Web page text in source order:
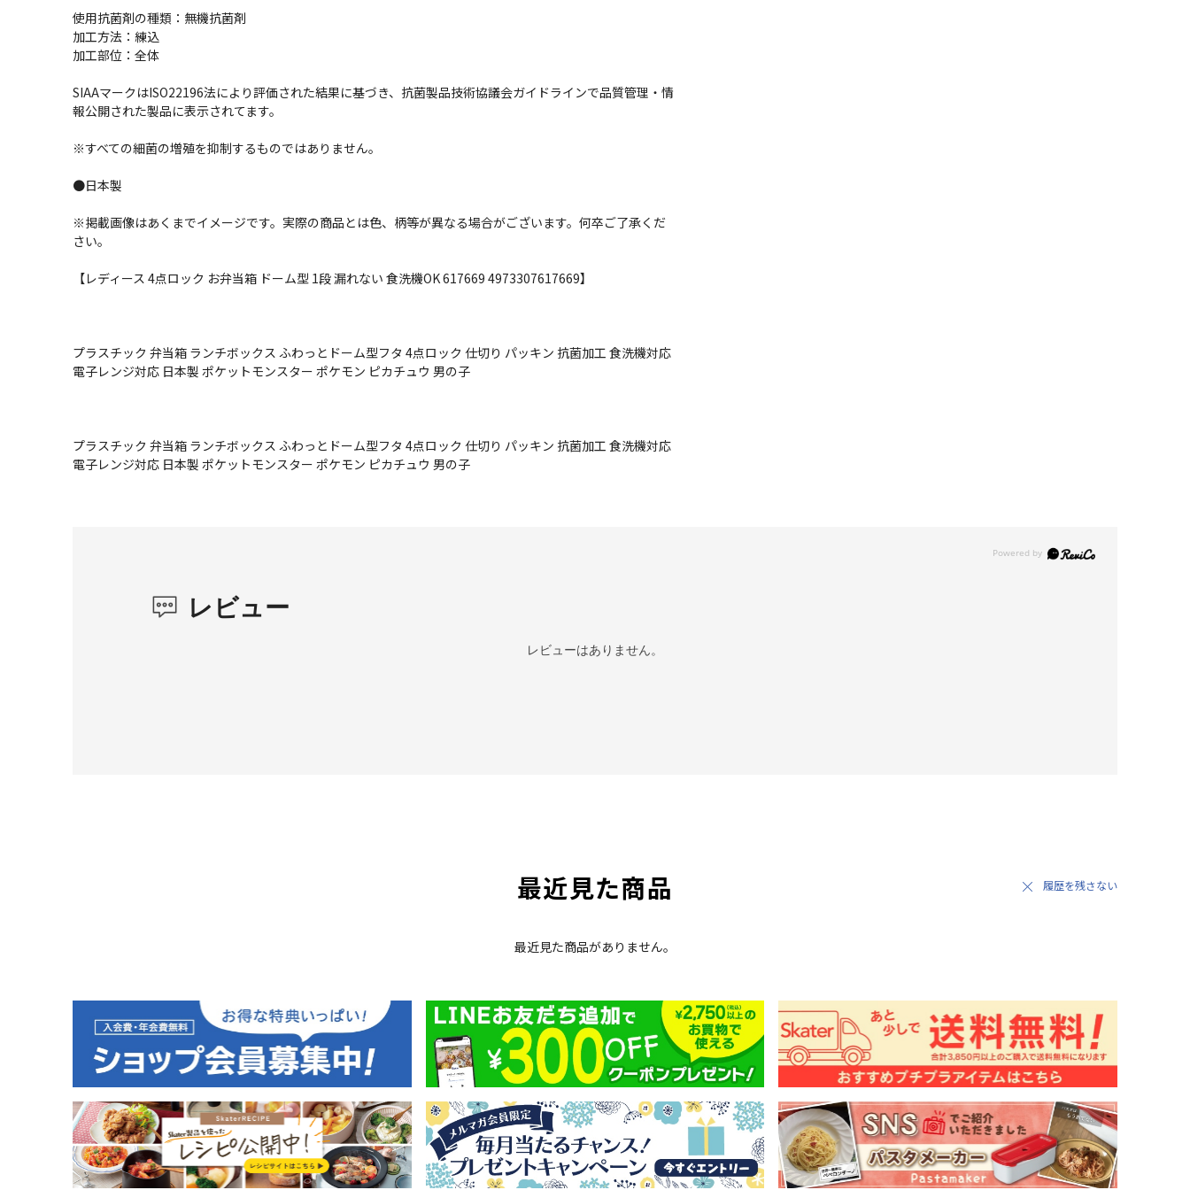
使用抗菌剤の種類：無機抗菌剤
加工方法：練込
加工部位：全体
SIAAマークはISO22196法により評価された結果に基づき、抗菌製品技術協議会ガイドラインで品質管理・情
報公開された製品に表示されてます。
※すべての細菌の増殖を抑制するものではありません。
●日本製
※掲載画像はあくまでイメージです。実際の商品とは色、柄等が異なる場合がございます。何卒ご了承くだ
さい。
【レディース 4点ロック お弁当箱 ドーム型 1段 漏れない 食洗機OK 617669 4973307617669】
プラスチック 弁当箱 ランチボックス ふわっとドーム型フタ 4点ロック 仕切り パッキン 抗菌加工 食洗機対応
電子レンジ対応 日本製 ポケットモンスター ポケモン ピカチュウ 男の子
プラスチック 弁当箱 ランチボックス ふわっとドーム型フタ 4点ロック 仕切り パッキン 抗菌加工 食洗機対応
電子レンジ対応 日本製 ポケットモンスター ポケモン ピカチュウ 男の子
レビュー
レビューはありません。
最近見た商品
最近見た商品がありません。
履歴を残さない